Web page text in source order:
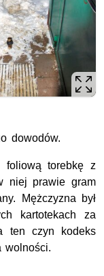
dowodów.
foliową torebkę z
niej prawie gram
Mężczyzna był
kartotekach za
ten czyn kodeks
wolności.